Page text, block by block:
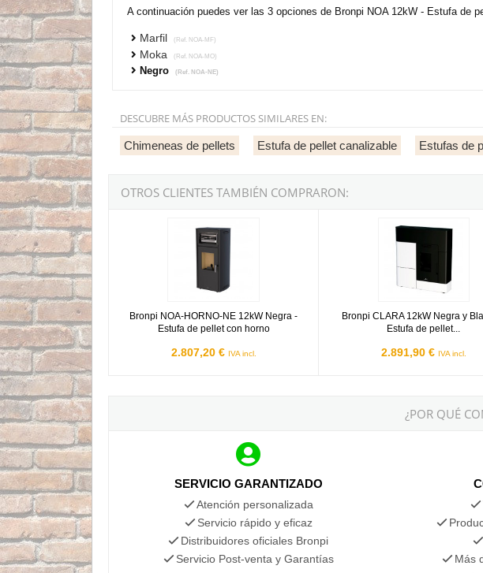
A continuación puedes ver las 3 opciones de Bronpi NOA 12kW - Estufa de
Marfil (Ref. NOA-MF)
Moka (Ref. NOA-MO)
Negro (Ref. NOA-NE)
DESCUBRE MÁS PRODUCTOS SIMILARES EN:
Chimeneas de pellets Estufa de pellet canalizable Estufas de
OTROS CLIENTES TAMBIÉN COMPRARON:
Bronpi NOA-HORNO-NE 12kW Negra -
Estufa de pellet con horno
2.807,20 € IVA incl.
Bronpi CLARA 12kW Negra y
Estufa de pellet...
2.891,90 € IVA incl.
¿POR QUÉ
SERVICIO GARANTIZADO
Atención personalizada
Servicio rápido y eficaz
Distribuidores oficiales Bronpi
Servicio Post-venta y Garantías
Más